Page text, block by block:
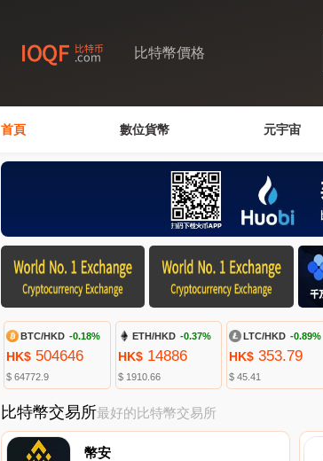
比特幣價格
首頁 數位貨幣 元宇宙
BTC/HKD -0.18%
HK$ 504646
$ 64772.9
ETH/HKD -0.37%
HK$14886
$ 1910.66
LTC/HKD -0.89%
HK$353.79
$ 45.41
比特幣交易所最好的比特幣交易所
幣安